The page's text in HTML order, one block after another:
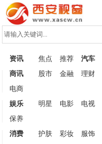
资讯 焦点 推荐 汽车
商讯
股市 金融 理财
电商
娱乐
明星 电影 电视
保养
消费
护肤 彩妆 服饰